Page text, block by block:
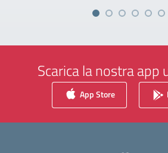
Scarica la nostra app
App Store